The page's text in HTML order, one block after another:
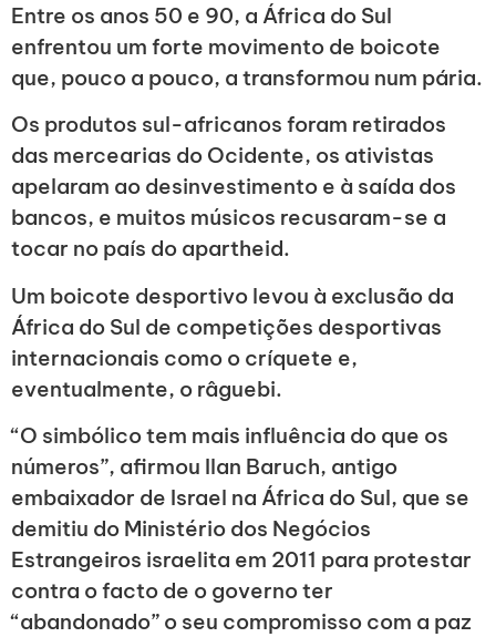
Entre os anos 50 e 90, a África do Sul
enfrentou um forte movimento de boicote
que, pouco a pouco, a transformou num pária.
Os produtos sul-africanos foram retirados
das mercearias do Ocidente, os ativistas
apelaram ao desinvestimento e à saída dos
bancos, e muitos músicos recusaram-se a
tocar no país do apartheid.
Um boicote desportivo levou à exclusão da
África do Sul de competições desportivas
internacionais como o críquete e,
eventualmente, o râguebi.
“O simbólico tem mais influência do que os
números”, afirmou Ilan Baruch, antigo
embaixador de Israel na África do Sul, que se
demitiu do Ministério dos Negócios
Estrangeiros israelita em 2011 para protestar
contra o facto de o governo ter
“abandonado” o seu compromisso com a paz